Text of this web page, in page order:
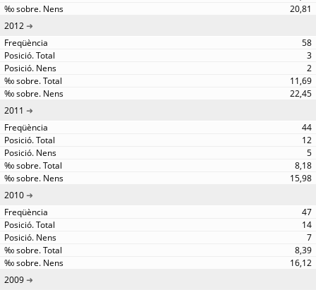
20,81
2012
58
3
2
11,69
22,45
2011
44
12
5
8,18
15,98
2010
47
14
7
8,39
16,12
2009